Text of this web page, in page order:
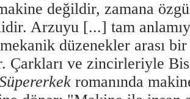
değildir, zamana
Arzuyu [...] tam
düzenekler arası
Çarkları ve zincirleriyle
romanında